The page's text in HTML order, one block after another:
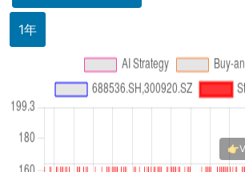
1年